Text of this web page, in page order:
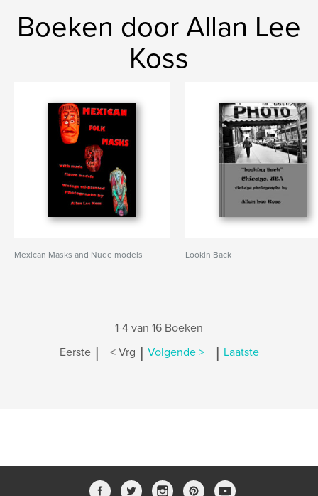
Boeken door Allan Lee
Koss
Mexican Masks and Nude models Lookin Back
1-4 van 16 Boeken
Eerste | < Vrg | Volgende > | Laatste